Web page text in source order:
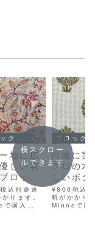
地に広
しい花
ロック
ト布 イ
仕事の
ン生地
込別途送
ります。
購入
白地に実
クロの木
しいボタ
ル柄ブロ
プリント
ンド手仕
¥800税込
料がかかり
Minneで購
横スクロー
ルできます